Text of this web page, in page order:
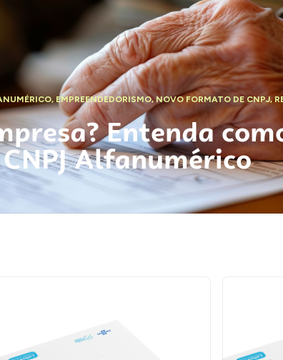
, EMPREENDEDORISMO,NOVO FORMATO DE CNPJ,
Entenda
Alfanumérico